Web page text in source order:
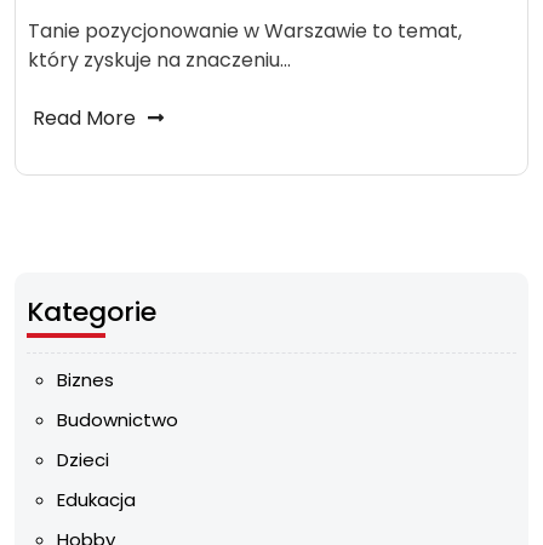
Tanie pozycjonowanie w Warszawie to temat,
który zyskuje na znaczeniu…
Read More
Kategorie
Biznes
Budownictwo
Dzieci
Edukacja
Hobby